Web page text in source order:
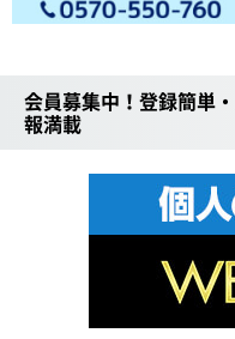
会員募集中！登録簡単
報満載